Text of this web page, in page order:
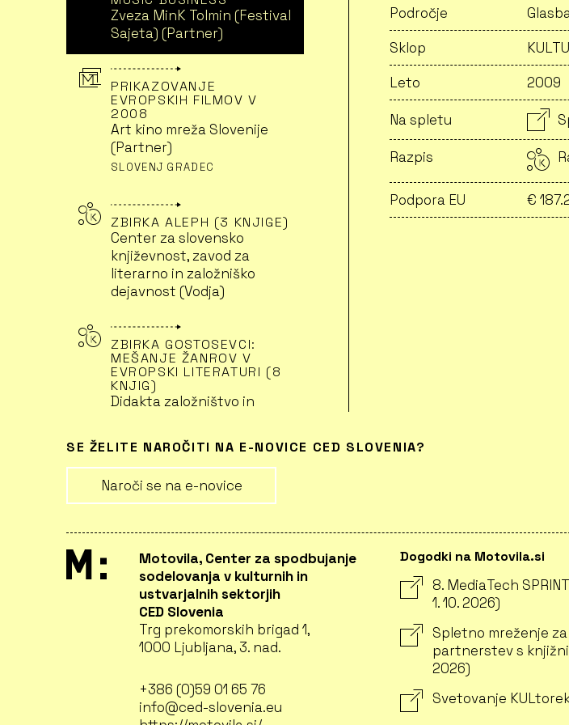
Zveza MinK Tolmin (Festival
Sajeta) (Partner)
PRIKAZOVANJE
EVROPSKIH FILMOV V
2008
Art kino mreža Slovenije
(Partner)
SLOVENJ GRADEC
ZBIRKA ALEPH (3 KNJIGE)
Center za slovensko
književnost, zavod za
literarno in založniško
dejavnost (Vodja)
ZBIRKA GOSTOSEVCI:
MEŠANJE ŽANROV V
EVROPSKI LITERATURI (8
KNJIG)
Didakta založništvo in
Radovljica (Vodja)
EURO HOME MOVIES NET
(EVROPSKA MREŽA
Fit Media, založništvo in
tržne komunikacije, d.o.o.
(Partner)
LE LIEU, LABORATORIE
INSTRUMENTAL
EUROPEEN
6. ANIMATEKA -
Področje
Sklop
Leto
2009
Na spletu
Razpis
Podpora EU €
SE ŽELITE NAROČITI NA E-NOVICE CED SLOVENIA?
Naroči se na e-novice
Motovila, Center za spodbujanje
sodelovanja v kulturnih in
ustvarjalnih sektorjih
CED Slovenia
Trg prekomorskih brigad 1,
1000 Ljubljana, 3. nad.
+386 (0)59 01 65 76
info@ced-slovenia.eu
Dogodki na Motovila.si
8. MediaTech
1. 10. 2026)
Spletno mreženje
partnerstev s
2026)
Svetovanje